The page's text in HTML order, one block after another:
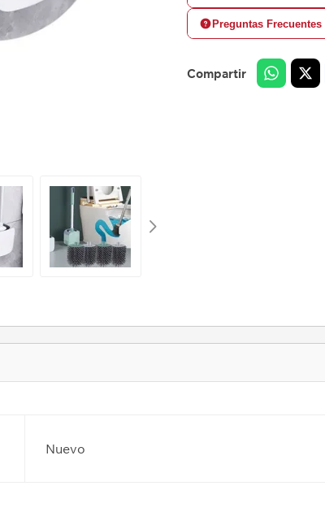
Preguntas Frecuentes
Compartir
Nuevo